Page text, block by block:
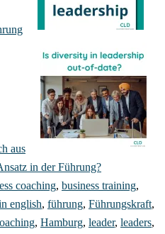
aus
in der Führung?
coaching, business training,
english, führung, Führungskraft,
, Hamburg, leader, leaders,